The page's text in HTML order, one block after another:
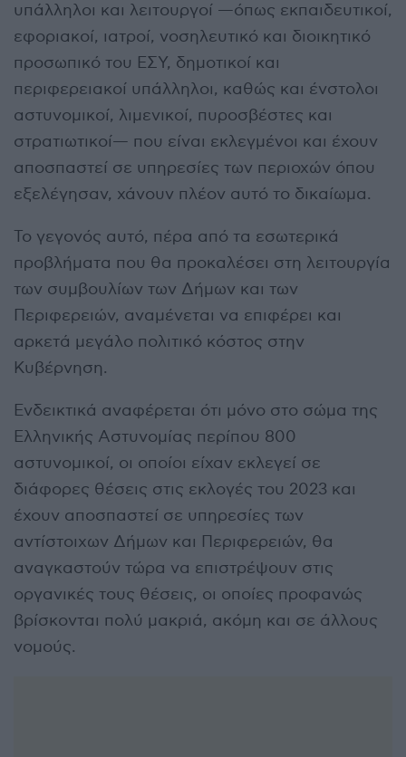
υπάλληλοι και λειτουργοί —όπως εκπαιδευτικοί,
εφοριακοί, ιατροί, νοσηλευτικό και διοικητικό
προσωπικό του ΕΣΥ, δημοτικοί και
περιφερειακοί υπάλληλοι, καθώς και ένστολοι
αστυνομικοί, λιμενικοί, πυροσβέστες και
στρατιωτικοί— που είναι εκλεγμένοι και έχουν
αποσπαστεί σε υπηρεσίες των περιοχών όπου
εξελέγησαν, χάνουν πλέον αυτό το δικαίωμα.
Το γεγονός αυτό, πέρα από τα εσωτερικά
προβλήματα που θα προκαλέσει στη λειτουργία
των συμβουλίων των Δήμων και των
Περιφερειών, αναμένεται να επιφέρει και
αρκετά μεγάλο πολιτικό κόστος στην
Κυβέρνηση.
Ενδεικτικά αναφέρεται ότι μόνο στο σώμα της
Ελληνικής Αστυνομίας περίπου 800
αστυνομικοί, οι οποίοι είχαν εκλεγεί σε
διάφορες θέσεις στις εκλογές του 2023 και
έχουν αποσπαστεί σε υπηρεσίες των
αντίστοιχων Δήμων και Περιφερειών, θα
αναγκαστούν τώρα να επιστρέψουν στις
οργανικές τους θέσεις, οι οποίες προφανώς
βρίσκονται πολύ μακριά, ακόμη και σε άλλους
νομούς.